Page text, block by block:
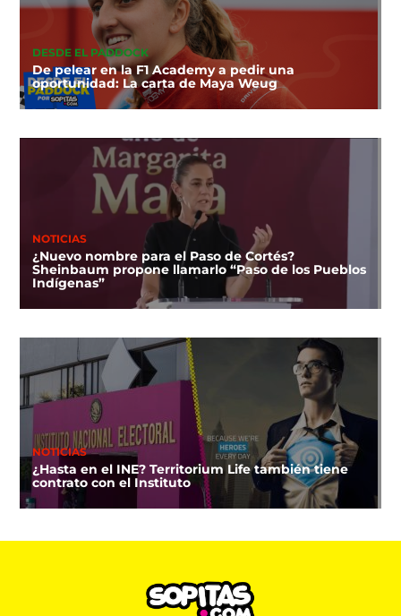
DESDE EL PADDOCK
De pelear en la F1 Academy a pedir una
oportunidad: La carta de Maya Weug
NOTICIAS
¿Nuevo nombre para el Paso de Cortés?
Sheinbaum propone llamarlo “Paso de los Pueblos
Indígenas”
NOTICIAS
¿Hasta en el INE? Territorium Life también tiene
contrato con el Instituto